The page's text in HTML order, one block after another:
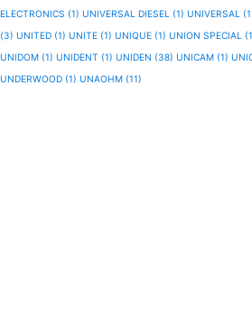
ELECTRONICS (1) UNIVERSAL DIESEL (1) UNIVERSAL
(3) UNITED (1) UNITE (1) UNIQUE (1) UNION SPECIAL
UNIDOM (1) UNIDENT (1) UNIDEN (38) UNICAM (1)
UNDERWOOD (1) UNAOHM (11)